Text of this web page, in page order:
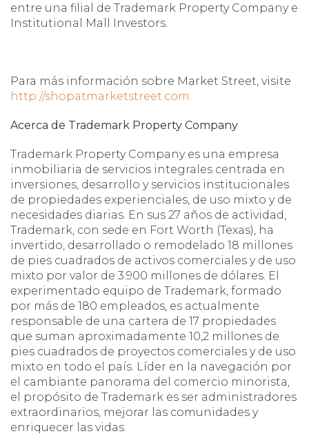
entre una filial de Trademark Property Company e
Institutional Mall Investors.
Para más información sobre Market Street, visite
http://shopatmarketstreet.com.
Acerca de Trademark Property Company
Trademark Property Company es una empresa
inmobiliaria de servicios integrales centrada en
inversiones, desarrollo y servicios institucionales
de propiedades experienciales, de uso mixto y de
necesidades diarias. En sus 27 años de actividad,
Trademark, con sede en Fort Worth (Texas), ha
invertido, desarrollado o remodelado 18 millones
de pies cuadrados de activos comerciales y de uso
mixto por valor de 3.900 millones de dólares. El
experimentado equipo de Trademark, formado
por más de 180 empleados, es actualmente
responsable de una cartera de 17 propiedades
que suman aproximadamente 10,2 millones de
pies cuadrados de proyectos comerciales y de uso
mixto en todo el país. Líder en la navegación por
el cambiante panorama del comercio minorista,
el propósito de Trademark es ser administradores
extraordinarios, mejorar las comunidades y
enriquecer las vidas.